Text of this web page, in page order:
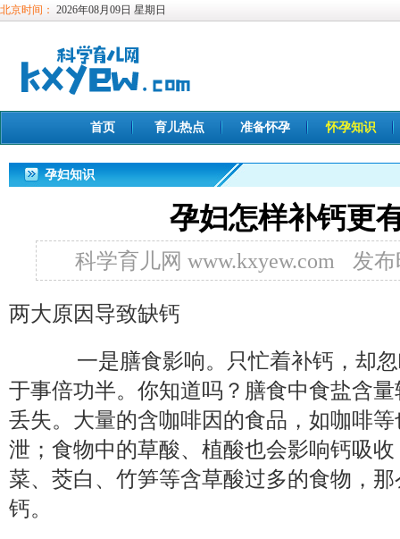
北京时间： 2026年08月09日 星期日
首页 育儿热点 准备怀孕 怀孕知识
孕妇知识
孕妇怎样补钙更
科学育儿网 www.kxyew.com 发布
两大原因导致缺钙
一是膳食影响。只忙着补钙，却忽
于事倍功半。你知道吗？膳食中食盐含
丢失。大量的含咖啡因的食品，如咖啡
泄；食物中的草酸、植酸也会影响钙吸
菜、茭白、竹笋等含草酸过多的食物，
钙。